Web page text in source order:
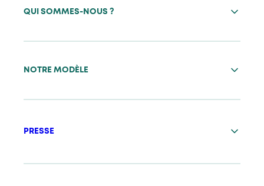
QUI SOMMES-NOUS ?
NOTRE MODÈLE
PRESSE